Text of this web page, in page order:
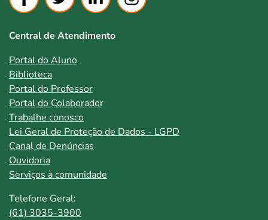
Central de Atendimento
Portal do Aluno
Biblioteca
Portal do Professor
Portal do Colaborador
Trabalhe conosco
Lei Geral de Proteção de Dados - LGPD
Canal de Denúncias
Ouvidoria
Serviços à comunidade
Telefone Geral:
(61) 3035-3900